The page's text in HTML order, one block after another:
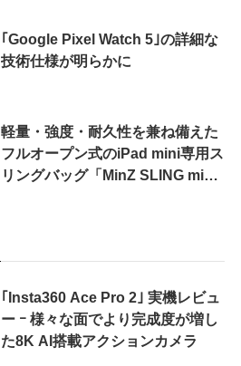
｢Google Pixel Watch 5｣の詳細な
技術仕様が明らかに
軽量・強度・耐久性を兼ね備えた
フルオープン式のiPad mini専用ス
リングバッグ「MinZ SLING mini
｢Insta360 Ace Pro 2｣ 実機レビュ
ー ｰ 様々な面でより完成度が増し
た8K AI搭載アクションカメラ